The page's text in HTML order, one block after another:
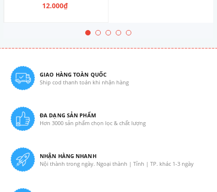
12.000₫
GIAO HÀNG TOÀN QUỐC
Ship cod thanh toán khi nhận hàng
ĐA DẠNG SẢN PHẨM
Hơn 3000 sản phẩm chọn lọc & chất lượng
NHẬN HÀNG NHANH
Nội thành trong ngày. Ngoại thành | Tỉnh | TP. khác 1-3 ngày